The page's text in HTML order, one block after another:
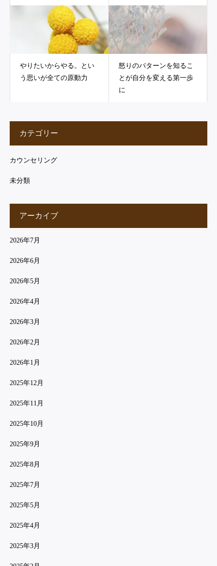
やりたいからやる。とい
う思いが全ての原動力
怒りのパターンを知るこ
とが自分を変える第一歩
に
カテゴリー
カウンセリング
未分類
アーカイブ
2026年7月
2026年6月
2026年5月
2026年4月
2026年3月
2026年2月
2026年1月
2025年12月
2025年11月
2025年10月
2025年9月
2025年8月
2025年7月
2025年5月
2025年4月
2025年3月